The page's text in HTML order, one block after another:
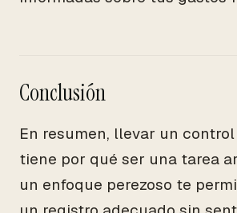
Conclusión
En resumen, llevar un
tiene por qué ser una tarea
un enfoque perezoso te